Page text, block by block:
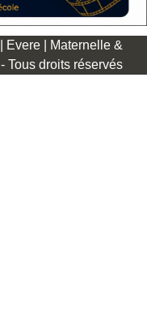
Evere | Maternelle &
Tous droits réservés